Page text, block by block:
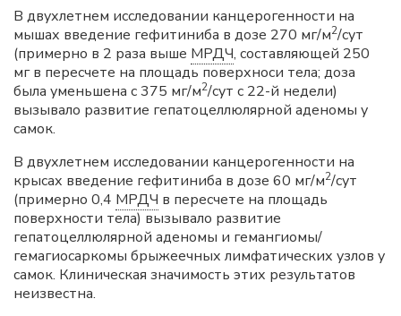
В двухлетнем исследовании канцерогенности на
мышах введение гефитиниба в дозе 270 мг/м2/сут
(примерно в 2 раза выше МРДЧ, составляющей 250
мг в пересчете на площадь поверхноси тела; доза
была уменьшена с 375 мг/м2/сут с 22-й недели)
вызывало развитие гепатоцеллюлярной аденомы у
самок.
В двухлетнем исследовании канцерогенности на
крысах введение гефитиниба в дозе 60 мг/м2/сут
(примерно 0,4 МРДЧ в пересчете на площадь
поверхности тела) вызывало развитие
гепатоцеллюлярной аденомы и гемангиомы/
гемагиосаркомы брыжеечных лимфатических узлов у
самок. Клиническая значимость этих результатов
неизвестна.